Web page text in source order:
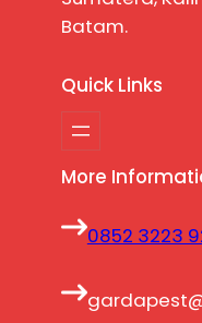
Batam.
Quick Links
More
0852 3223